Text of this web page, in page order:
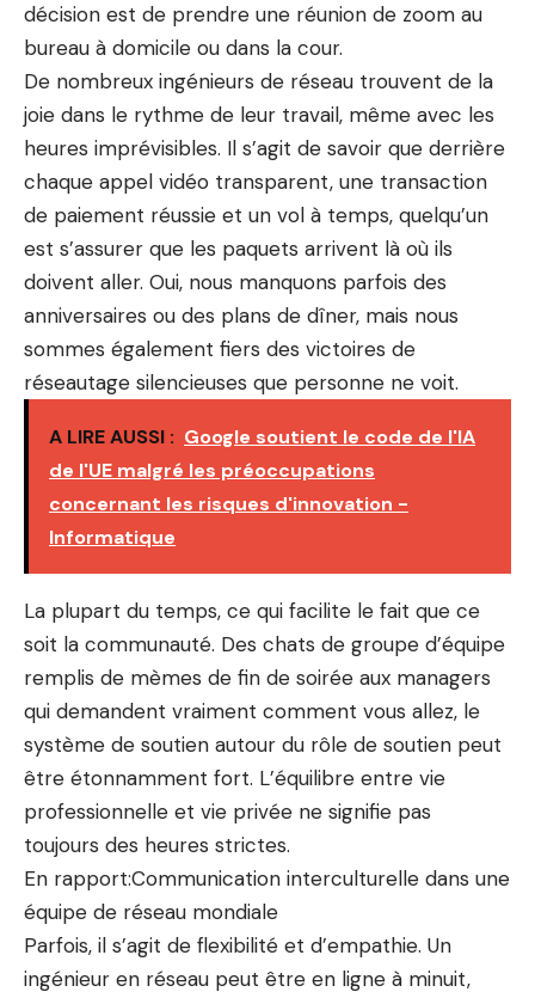
décision est de prendre une réunion de zoom au
bureau à domicile ou dans la cour.
De nombreux ingénieurs de réseau trouvent de la
joie dans le rythme de leur travail, même avec les
heures imprévisibles. Il s’agit de savoir que derrière
chaque appel vidéo transparent, une transaction
de paiement réussie et un vol à temps, quelqu’un
est s’assurer que les paquets arrivent là où ils
doivent aller. Oui, nous manquons parfois des
anniversaires ou des plans de dîner, mais nous
sommes également fiers des victoires de
réseautage silencieuses que personne ne voit.
A LIRE AUSSI : Google soutient le code de l'IA
de l'UE malgré les préoccupations
concernant les risques d'innovation -
Informatique
La plupart du temps, ce qui facilite le fait que ce
soit la communauté. Des chats de groupe d’équipe
remplis de mèmes de fin de soirée aux managers
qui demandent vraiment comment vous allez, le
système de soutien autour du rôle de soutien peut
être étonnamment fort. L’équilibre entre vie
professionnelle et vie privée ne signifie pas
toujours des heures strictes.
En rapport:Communication interculturelle dans une
équipe de réseau mondiale
Parfois, il s’agit de flexibilité et d’empathie. Un
ingénieur en réseau peut être en ligne à minuit,